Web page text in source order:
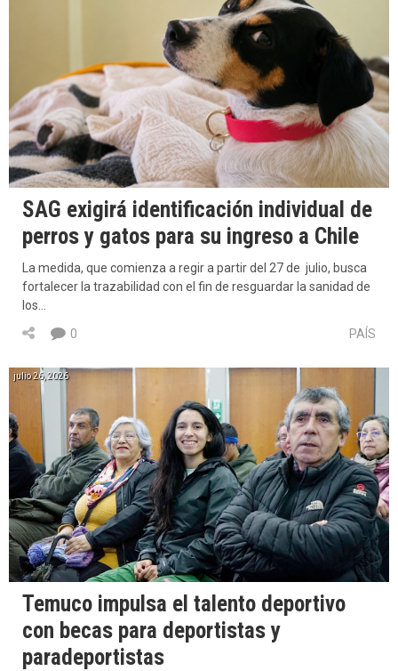
SAG exigirá identificación individual de
perros y gatos para su ingreso a Chile
La medida, que comienza a regir a partir del 27 de julio, busca
fortalecer la trazabilidad con el fin de resguardar la sanidad de
los…
PAÍS
0
julio 26, 2026
Temuco impulsa el talento deportivo
con becas para deportistas y
paradeportistas